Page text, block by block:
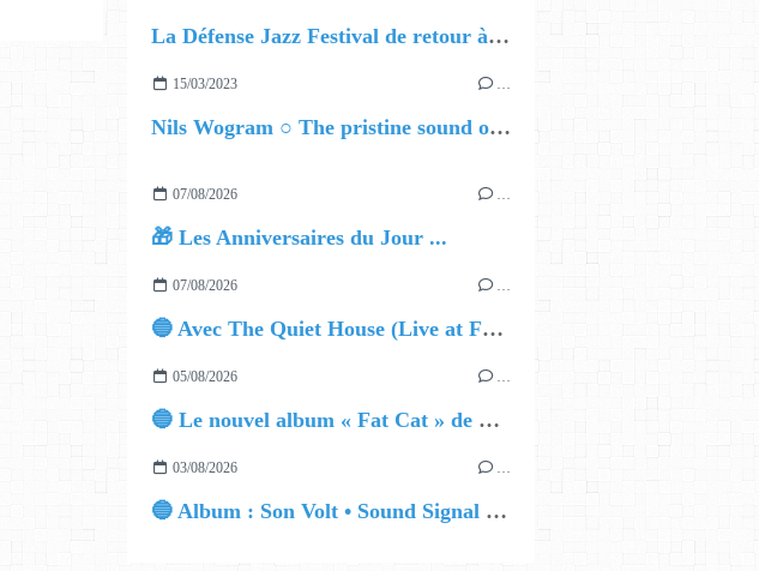
La Défense Jazz Festival de retour à La Défense : les 5 premiers noms dévoilés
15/03/2023 …
Nils Wogram ○ The pristine sound of Root 70
07/08/2026 …
🎁 Les Anniversaires du Jour ...
07/08/2026 …
🔵 Avec The Quiet House (Live at Funkhaus), Kenzo Zurzolo livre une performance aussi intense qu'envoûtante.
05/08/2026 …
🔵 Le nouvel album « Fat Cat » de Delilah Holliday (sortie le 30 Octobre 2026)
03/08/2026 …
🔵 Album : Son Volt • Sound Signal Serenades